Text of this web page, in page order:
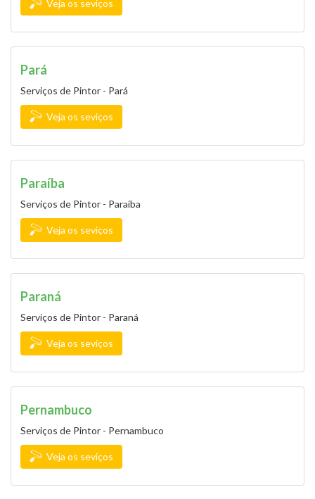
Veja os seviços
Pará
Serviços de Pintor - Pará
Veja os seviços
Paraíba
Serviços de Pintor - Paraíba
Veja os seviços
Paraná
Serviços de Pintor - Paraná
Veja os seviços
Pernambuco
Serviços de Pintor - Pernambuco
Veja os seviços